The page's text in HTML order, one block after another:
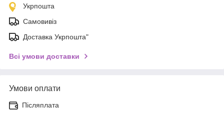
Укрпошта
Самовивіз
Доставка Укрпошта"
Всі умови доставки
Умови оплати
Післяплата